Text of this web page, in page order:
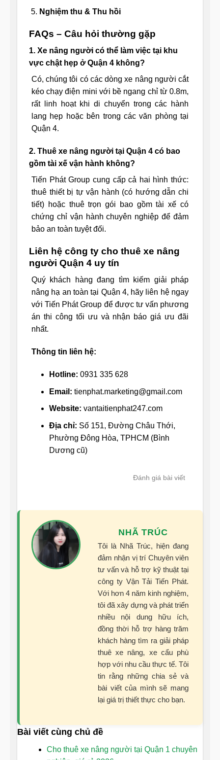
Nghiệm thu & Thu hồi
FAQs – Câu hỏi thường gặp
1. Xe nâng người có thể làm việc tại khu
vực chật hẹp ở Quận 4 không?
Có, chúng tôi có các dòng xe nâng người cắt
kéo chạy điện mini với bề ngang chỉ từ 0.8m,
rất linh hoạt khi di chuyển trong các hành
lang hẹp hoặc bên trong các văn phòng tại
Quận 4.
2. Thuê xe nâng người tại Quận 4 có bao
gồm tài xế vận hành không?
Tiến Phát Group cung cấp cả hai hình thức:
thuê thiết bị tự vận hành (có hướng dẫn chi
tiết) hoặc thuê trọn gói bao gồm tài xế có
chứng chỉ vận hành chuyên nghiệp để đảm
bảo an toàn tuyệt đối.
Liên hệ công ty cho thuê xe nâng
người Quận 4 uy tín
Quý khách hàng đang tìm kiếm giải pháp
nâng hạ an toàn tại Quận 4, hãy liên hệ ngay
với Tiến Phát Group để được tư vấn phương
án thi công tối ưu và nhận báo giá ưu đãi
nhất.
Thông tin liên hệ:
Hotline: 0931 335 628
Email: tienphat.marketing@gmail.com
Website: vantaitienphat247.com
Địa chỉ: Số 151, Đường Châu Thới,
Phường Đông Hòa, TPHCM (Bình
Dương cũ)
Đánh giá bài viết
NHÃ TRÚC
Tôi là Nhã Trúc, hiện đang
đảm nhận vị trí Chuyên viên
tư vấn và hỗ trợ kỹ thuật tại
công ty Vận Tải Tiến Phát.
Với hơn 4 năm kinh nghiệm,
tôi đã xây dựng và phát triển
nhiều nội dung hữu ích,
đồng thời hỗ trợ hàng trăm
khách hàng tìm ra giải pháp
thuê xe nâng, xe cẩu phù
hợp với nhu cầu thực tế. Tôi
tin rằng những chia sẻ và
bài viết của mình sẽ mang
lại giá trị thiết thực cho bạn.
Bài viết cùng chủ đề
Cho thuê xe nâng người tại Quận 1 chuyên